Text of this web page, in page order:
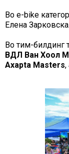
Во e-bike
Елена Зарковска.
Во тим-билдинг
ВДЛ Ван Хоол
Axapta Masters,